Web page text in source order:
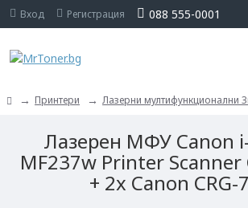
Вход Регистрация 088 555-0001
Принтери Лазерни мултифункционални
Лазерен МФУ Canon i-
MF237w Printer Scanner
+ 2x Canon CRG-